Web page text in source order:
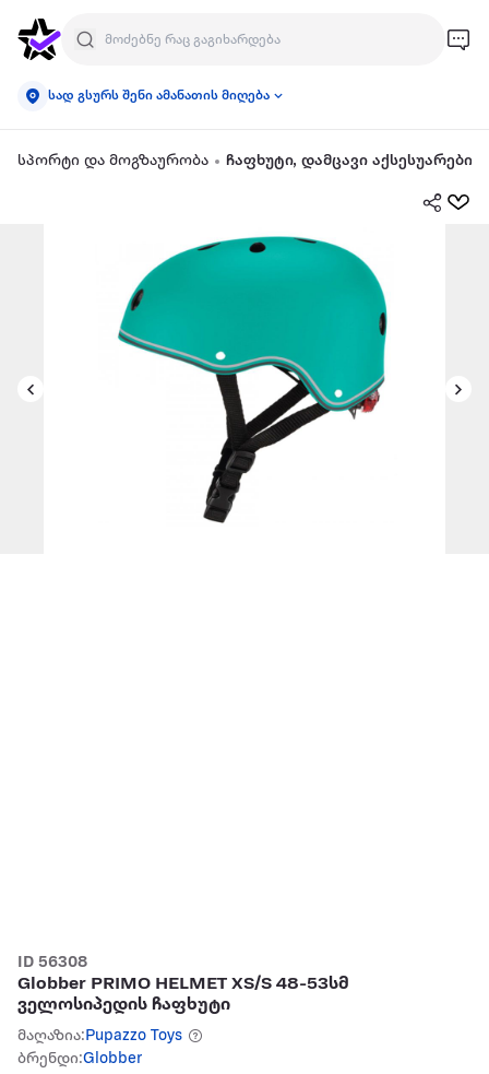
სად გსურს შენი ამანათის მიღება
სპორტი და მოგზაურობა ჩაფხუტი, დამცავი აქსესუარები
ID 56308
Globber PRIMO HELMET XS/S 48-53სმ
ველოსიპედის ჩაფხუტი
მაღაზია: Pupazzo Toys
ბრენდი:Globber